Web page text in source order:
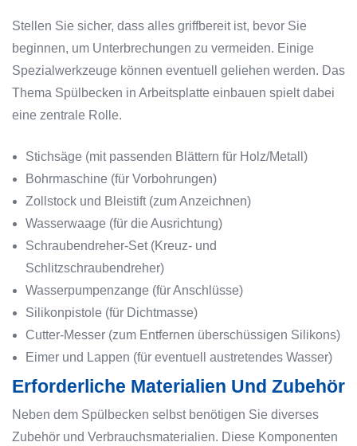
Stellen Sie sicher, dass alles griffbereit ist, bevor Sie
beginnen, um Unterbrechungen zu vermeiden. Einige
Spezialwerkzeuge können eventuell geliehen werden. Das
Thema Spülbecken in Arbeitsplatte einbauen spielt dabei
eine zentrale Rolle.
Stichsäge (mit passenden Blättern für Holz/Metall)
Bohrmaschine (für Vorbohrungen)
Zollstock und Bleistift (zum Anzeichnen)
Wasserwaage (für die Ausrichtung)
Schraubendreher-Set (Kreuz- und
Schlitzschraubendreher)
Wasserpumpenzange (für Anschlüsse)
Silikonpistole (für Dichtmasse)
Cutter-Messer (zum Entfernen überschüssigen Silikons)
Eimer und Lappen (für eventuell austretendes Wasser)
Erforderliche Materialien Und Zubehör
Neben dem Spülbecken selbst benötigen Sie diverses
Zubehör und Verbrauchsmaterialien. Diese Komponenten